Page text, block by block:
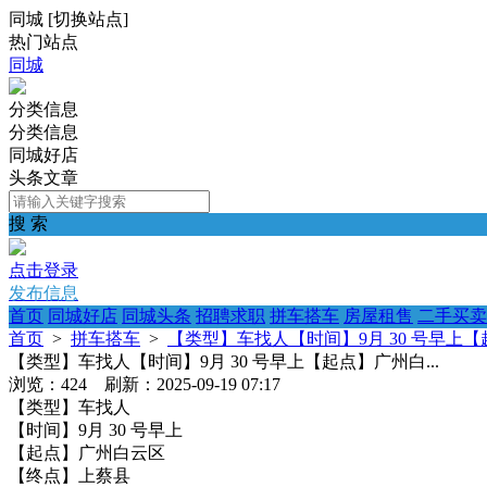
同城 [切换站点]
热门站点
同城
分类信息
分类信息
同城好店
头条文章
搜 索
点击登录
发布信息
首页 同城好店 同城头条 招聘求职 拼车搭车 房屋租售 二手买卖
首页 > 拼车搭车 >
【类型】车找人【时间】9月 30 号早上
【类型】车找人【时间】9月 30 号早上【起点】广州白...
浏览：424 刷新：2025-09-19 07:17
【类型】车找人
【时间】9月 30 号早上
【起点】广州白云区
【终点】上蔡县